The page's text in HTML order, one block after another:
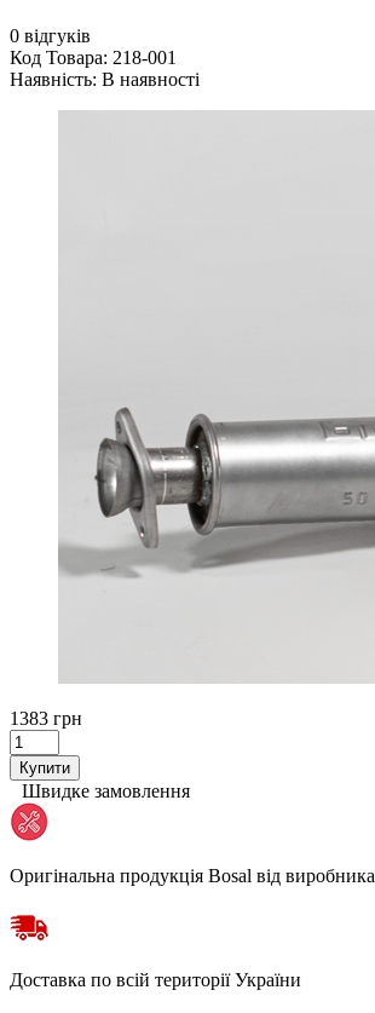
0 відгуків
Код Товара: 218-001
Наявність: В наявності
1383 грн
Купити
Швидке замовлення
Оригінальна продукція Bosal від виробника
Доставка по всій території України